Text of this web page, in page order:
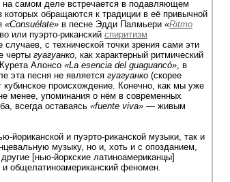
на самом деле встречается в подавляющем
которых обращаются к традиции в её привычной
«Consuélate» в песне Эдди Палмьери «Ritmo
или пуэрто-риканский спиритизм
с технической точки зрения сами эти
черты гуагуанко, как характерный ритмический
Алонсо «La esencia del guaguancó», в
эта песня не является гуагуанко (скорее
происхождение. Конечно, как мы уже
менее, упоминания о нём в современных
всегда оставаясь «fuente viva» — живым
йориканской и пуэрто-риканской музыки, так и
музыку, но и, хоть и с опозданием,
[нью-йоркские латиноамериканцы]
и общелатиноамериканский феномен.